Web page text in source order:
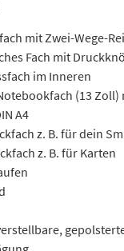
mit Zwei-Wege-
Fach mit
im Inneren
(13
A4
z. B. für dein
z. B. für Karten